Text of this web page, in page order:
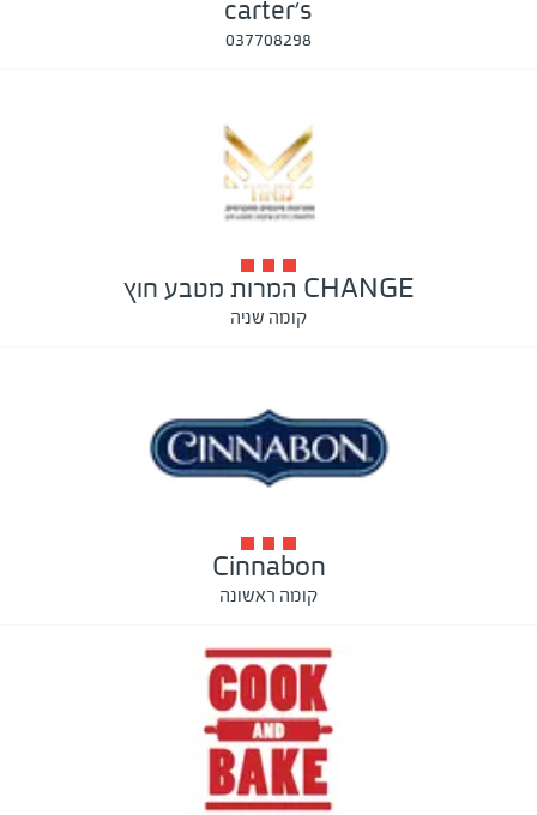
carter's
037708298
CHANGE המרות מטבע חוץ
קומה שניה
Cinnabon
קומה ראשונה